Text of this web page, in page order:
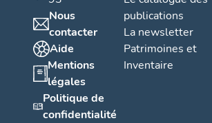
Nous
contacter
Aide
Mentions
légales
Politique de
confidentialité
publications
La newsletter
Patrimoines et
Inventaire